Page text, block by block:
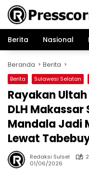
Langsung
konten
Berita
Nasional
Beranda Berita
Berita Sulawesi Selatan
Rayakan
DLH
Mandala Jadi
Lewat
Redaksi Sulsel
01/06/2026